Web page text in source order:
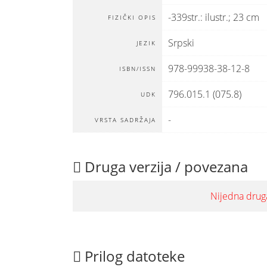
FIZIČKI OPIS -339str.: ilustr.; 23 cm
JEZIK Srpski
ISBN/ISSN 978-99938-38-12-8
UDK 796.015.1 (075.8)
VRSTA SADRŽAJA -
Druga verzija / povezana
Nijedna
Prilog datoteke